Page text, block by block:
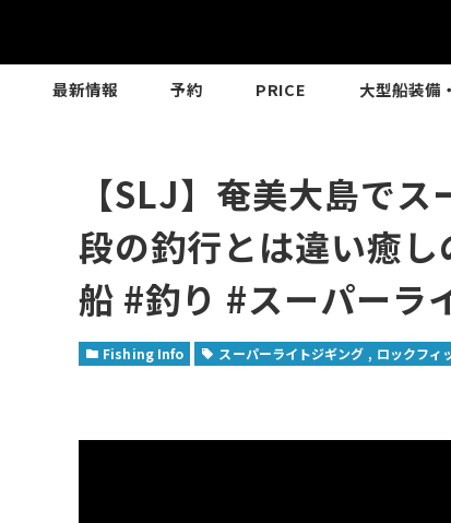
最新情報 予約 PRICE 大型船装備
【SLJ】奄美大島で
段の釣行とは違い癒
船 #釣り #スーパー
Fishing Info スーパーライトジギング ロックフィ